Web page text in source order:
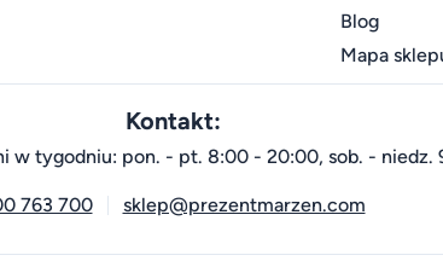
Blog
Mapa
Kontakt:
w tygodniu: pon. - pt. 8:00 - 20:00, sob. - niedz.
763 700 sklep@prezentmarzen.com